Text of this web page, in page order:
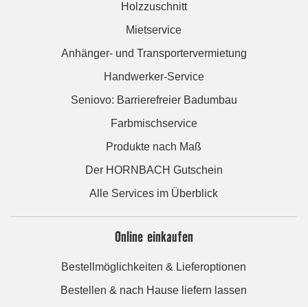
Holzzuschnitt
Mietservice
Anhänger- und Transportervermietung
Handwerker-Service
Seniovo: Barrierefreier Badumbau
Farbmischservice
Produkte nach Maß
Der HORNBACH Gutschein
Alle Services im Überblick
Online einkaufen
Bestellmöglichkeiten & Lieferoptionen
Bestellen & nach Hause liefern lassen